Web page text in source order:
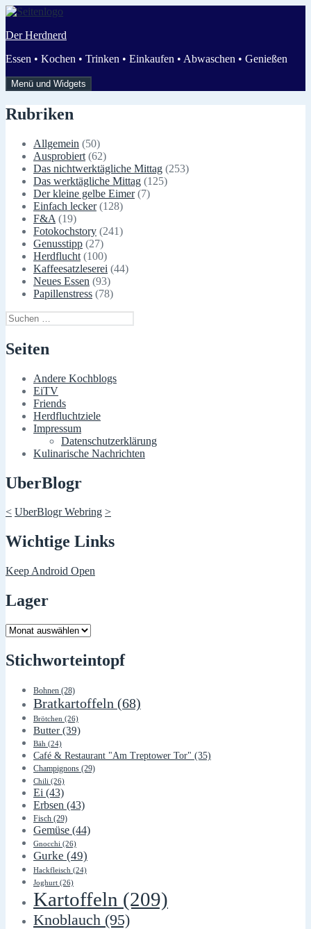
Zum
springen
Der Herdnerd
Essen • Kochen • Trinken • Einkaufen • Abwaschen • Genießen
Menü und Widgets
Rubriken
Allgemein (50)
Ausprobiert (62)
Das nichtwerktägliche Mittag (253)
Das werktägliche Mittag (125)
Der kleine gelbe Eimer(7)
Einfach lecker(128)
F&A (19)
Fotokochstory (241)
Genusstipp (27)
Herdflucht (100)
Kaffeesatzleserei (44)
Neues Essen (93)
Papillenstress (78)
Suchen
nach:
Seiten
Andere Kochblogs
EiTV
Friends
Herdfluchtziele
Impressum
Datenschutzerklärung
Kulinarische Nachrichten
UberBlogr
< UberBlogr Webring >
Wichtige Links
Keep Android Open
Lager
Lager
Stichworteintopf
Bohnen (28)
Bratkartoffeln (68)
Brötchen (26)
Butter (39)
Bäh (24)
Café & Restaurant "Am Treptower Tor" (35)
Champignons (29)
Chili (26)
Ei (43)
Erbsen (43)
Fisch (29)
Gemüse (44)
Gnocchi (26)
Gurke (49)
Hackfleisch (24)
Joghurt (26)
Kartoffeln (209)
Knoblauch (95)